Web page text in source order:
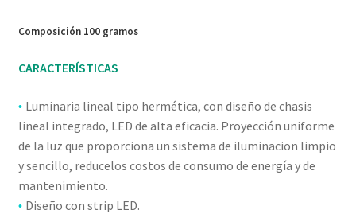
Composición 100 gramos
CARACTERÍSTICAS
• Luminaria lineal tipo hermética, con diseño de chasis
lineal integrado, LED de alta eficacia. Proyección uniforme
de la luz que proporciona un sistema de iluminacion limpio
y sencillo, reducelos costos de consumo de energía y de
mantenimiento.
• Diseño con strip LED.